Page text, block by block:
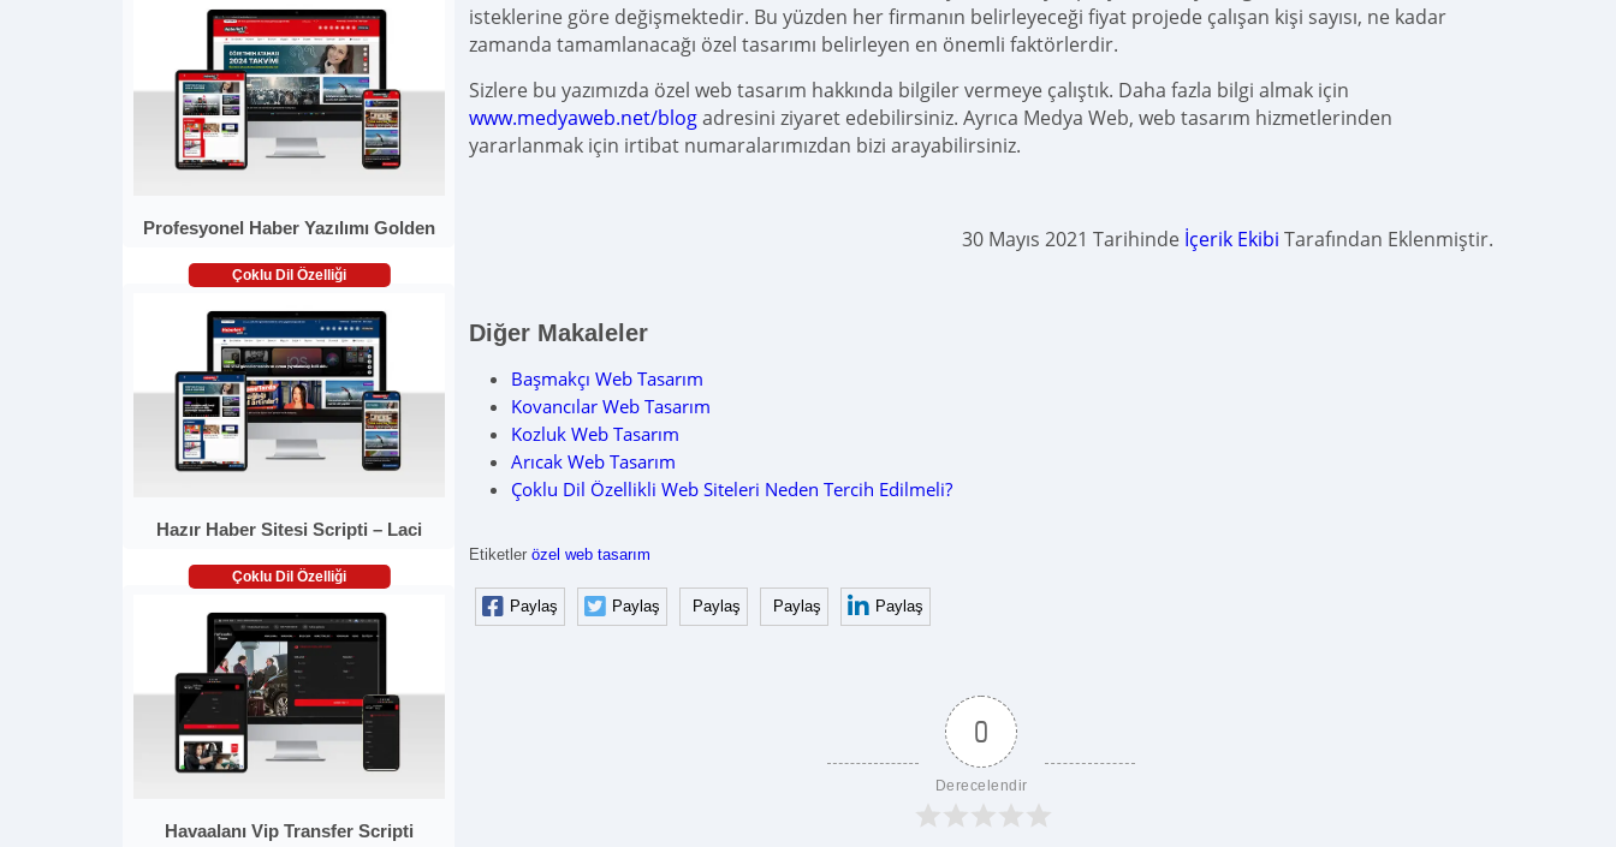
Profesyonel Haber Yazılımı Golden
Çoklu Dil Özelliği
Hazır Haber Sitesi Scripti – Laci
Çoklu Dil Özelliği
Havaalanı Vip Transfer Scripti
isteklerine göre değişmektedir. Bu yüzden her firmanın belirleyeceği fiyat projede çalışan kişi sayısı, ne kadar
zamanda tamamlanacağı özel tasarımı belirleyen en önemli faktörlerdir.
Sizlere bu yazımızda özel web tasarım hakkında bilgiler vermeye çalıştık. Daha fazla bilgi almak için
www.medyaweb.net/blogadresini ziyaret edebilirsiniz. Ayrıca Medya Web, web tasarım hizmetlerinden
yararlanmak için irtibat numaralarımızdan bizi arayabilirsiniz.
30 Mayıs 2021 Tarihinde İçerik Ekibi Tarafından Eklenmiştir.
Diğer Makaleler
Başmakçı Web Tasarım
Kovancılar Web Tasarım
Kozluk Web Tasarım
Arıcak Web Tasarım
Çoklu Dil Özellikli Web Siteleri Neden Tercih Edilmeli?
Etiketler özel web tasarım
Paylaş Paylaş Paylaş Paylaş Paylaş
0
Derecelendir